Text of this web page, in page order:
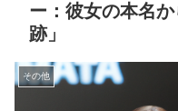
ー：彼女の本名
跡」
その他